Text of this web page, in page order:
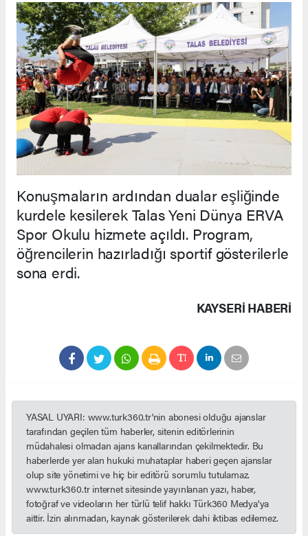
Konuşmaların ardından dualar eşliğinde
kurdele kesilerek Talas Yeni Dünya ERVA
Spor Okulu hizmete açıldı. Program,
öğrencilerin hazırladığı sportif gösterilerle
sona erdi.
KAYSERI HABERİ
YASAL UYARI: www.turk360.tr'nin abonesi olduğu ajanslar
tarafından geçilen tüm haberler, sitenin editörlerinin
müdahalesi olmadan ajans kanallarından çekilmektedir. Bu
haberlerde yer alan hukuki muhataplar haberi geçen ajanslar
olup site yönetimi ve hiç bir editörü sorumlu tutulamaz.
www.turk360.tr internet sitesinde yayınlanan yazı, haber,
fotoğraf ve videoların her türlü telif hakkı Türk360 Medya'ya
aittir. İzin alınmadan, kaynak gösterilerek dahi iktibas edilemez.